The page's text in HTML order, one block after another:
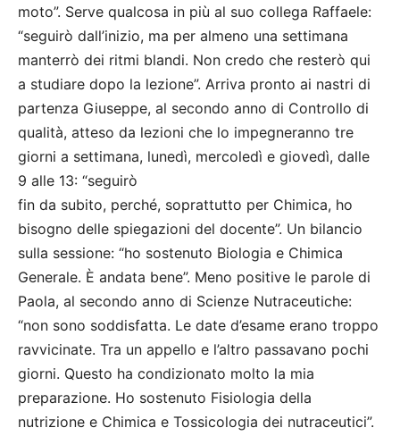
moto”. Serve qualcosa in più al suo collega Raffaele:
“seguirò dall’inizio, ma per almeno una settimana
manterrò dei ritmi blandi. Non credo che resterò qui
a studiare dopo la lezione”. Arriva pronto ai nastri di
partenza Giuseppe, al secondo anno di Controllo di
qualità, atteso da lezioni che lo impegneranno tre
giorni a settimana, lunedì, mercoledì e giovedì, dalle
9 alle 13: “seguirò
fin da subito, perché, soprattutto per Chimica, ho
bisogno delle spiegazioni del docente”. Un bilancio
sulla sessione: “ho sostenuto Biologia e Chimica
Generale. È andata bene”. Meno positive le parole di
Paola, al secondo anno di Scienze Nutraceutiche:
“non sono soddisfatta. Le date d’esame erano troppo
ravvicinate. Tra un appello e l’altro passavano pochi
giorni. Questo ha condizionato molto la mia
preparazione. Ho sostenuto Fisiologia della
nutrizione e Chimica e Tossicologia dei nutraceutici”.